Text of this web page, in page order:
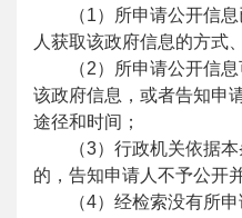
（1）所申请公开信
人获取该政府信息的方式
（2）所申请公开信
该政府信息，或者告知申
途径和时间；
（3）行政机关依据
的，告知申请人不予公开
（4）经检索没有所